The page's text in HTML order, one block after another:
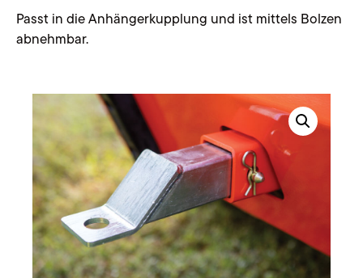
Passt in die Anhängerkupplung und ist mittels Bolzen
abnehmbar.